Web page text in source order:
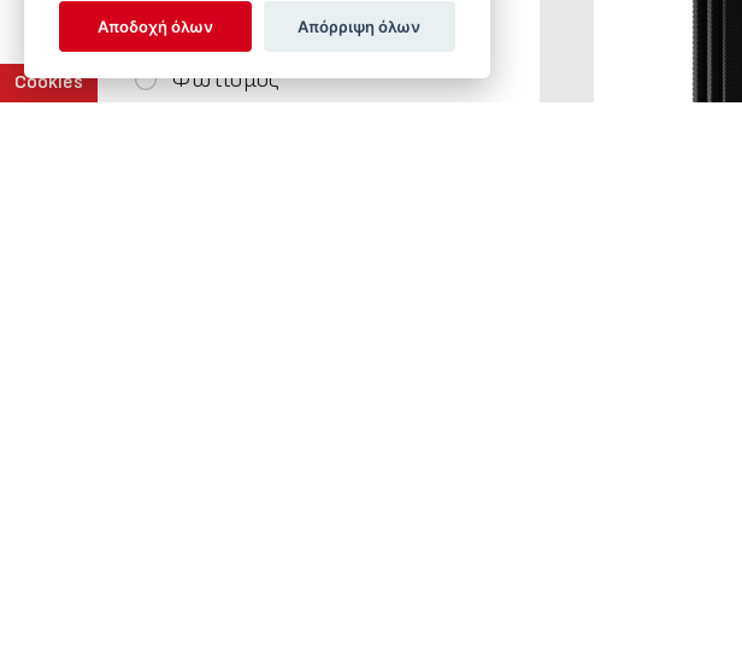
Cookies
Ελεγκτές & Πίνακες Ελέγχου
Φωτισμός
Αποδοχή όλων Απόρριψη όλων